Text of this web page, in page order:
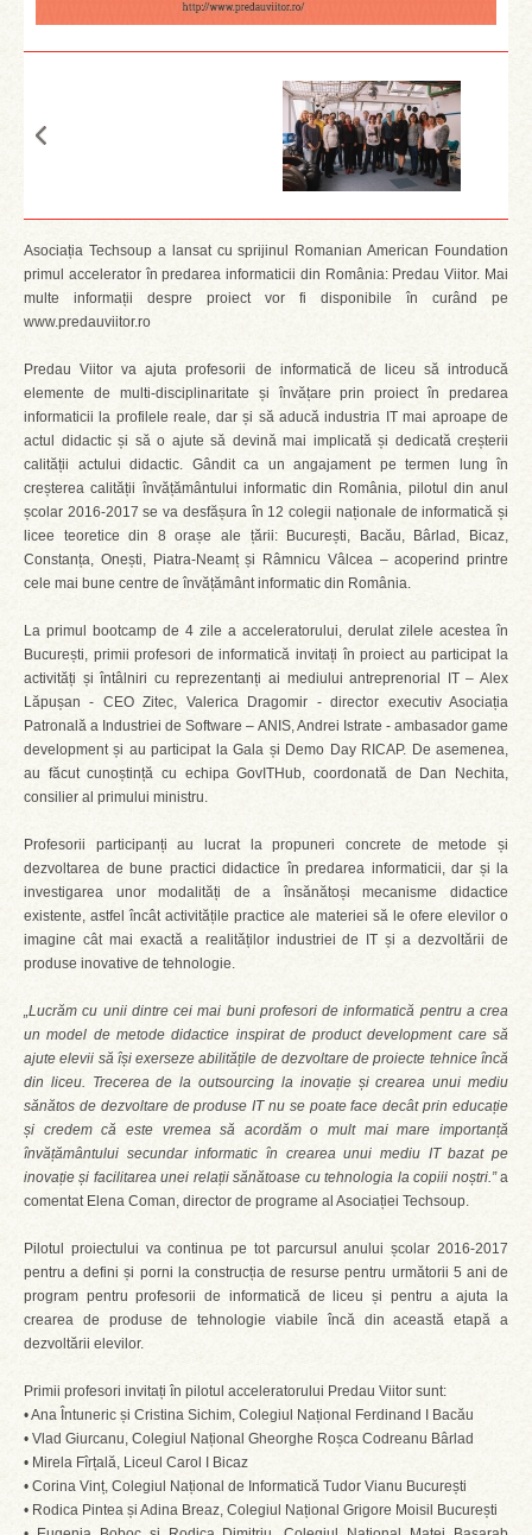
Asociația Techsoup a lansat cu sprijinul Romanian American Foundation
primul accelerator în predarea informaticii din România: Predau Viitor. Mai
multe informații despre proiect vor fi disponibile în curând pe
www.predauviitor.ro
Predau Viitor va ajuta profesorii de informatică de liceu să introducă
elemente de multi-disciplinaritate și învățare prin proiect în predarea
informaticii la profilele reale, dar și să aducă industria IT mai aproape de
actul didactic și să o ajute să devină mai implicată și dedicată creșterii
calității actului didactic. Gândit ca un angajament pe termen lung în
creșterea calității învățământului informatic din România, pilotul din anul
școlar 2016-2017 se va desfășura în 12 colegii naționale de informatică și
licee teoretice din 8 orașe ale țării: București, Bacău, Bârlad, Bicaz,
Constanța, Onești, Piatra-Neamț și Râmnicu Vâlcea – acoperind printre
cele mai bune centre de învățământ informatic din România.
La primul bootcamp de 4 zile a acceleratorului, derulat zilele acestea în
București, primii profesori de informatică invitați în proiect au participat la
activități și întâlniri cu reprezentanți ai mediului antreprenorial IT – Alex
Lăpușan - CEO Zitec, Valerica Dragomir - director executiv Asociația
Patronală a Industriei de Software – ANIS, Andrei Istrate - ambasador game
development și au participat la Gala și Demo Day RICAP. De asemenea,
au făcut cunoștință cu echipa GovITHub, coordonată de Dan Nechita,
consilier al primului ministru.
Profesorii participanți au lucrat la propuneri concrete de metode și
dezvoltarea de bune practici didactice în predarea informaticii, dar și la
investigarea unor modalități de a însănătoși mecanisme didactice
existente, astfel încât activitățile practice ale materiei să le ofere elevilor o
imagine cât mai exactă a realităților industriei de IT și a dezvoltării de
produse inovative de tehnologie.
„Lucrăm cu unii dintre cei mai buni profesori de informatică pentru a crea
un model de metode didactice inspirat de product development care să
ajute elevii să își exerseze abilitățile de dezvoltare de proiecte tehnice încă
din liceu. Trecerea de la outsourcing la inovație și crearea unui mediu
sănătos de dezvoltare de produse IT nu se poate face decât prin educație
și credem că este vremea să acordăm o mult mai mare importanță
învățământului secundar informatic în crearea unui mediu IT bazat pe
inovație și facilitarea unei relații sănătoase cu tehnologia la copiii noștri.”a
comentat Elena Coman, director de programe al Asociației Techsoup.
Pilotul proiectului va continua pe tot parcursul anului școlar 2016-2017
pentru a defini și porni la construcția de resurse pentru următorii 5 ani de
program pentru profesorii de informatică de liceu și pentru a ajuta la
crearea de produse de tehnologie viabile încă din această etapă a
dezvoltării elevilor.
Primii profesori invitați în pilotul acceleratorului Predau Viitor sunt:
• Ana Întuneric și Cristina Sichim, Colegiul Național Ferdinand I Bacău
• Vlad Giurcanu, Colegiul Național Gheorghe Roșca Codreanu Bârlad
• Mirela Fîrțală, Liceul Carol I Bicaz
• Corina Vinț, Colegiul Național de Informatică Tudor Vianu București
• Rodica Pintea și Adina Breaz, Colegiul Național Grigore Moisil București